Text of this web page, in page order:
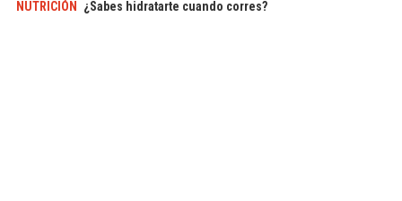
NUTRICIÓN ¿Sabes hidratarte cuando corres?